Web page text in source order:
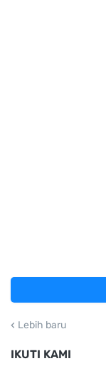
Lebih baru
IKUTI KAMI